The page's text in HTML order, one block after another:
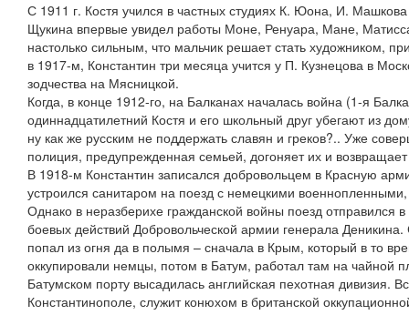
С 1911 г. Костя учился в частных студиях К. Юона, И.
Щукина впервые увидел работы Моне, Ренуара, Мане,
настолько сильным, что мальчик решает стать художником,
в 1917-м, Константин три месяца учится у П. Кузнецова в
зодчества на Мясницкой.
Когда, в конце 1912-го, на Балканах началась война (1-я
одиннадцатилетний Костя и его школьный друг убегают из
ну как же русским не поддержать славян и греков?.. Уже
полиция, предупрежденная семьей, догоняет их и
В 1918-м Константин записался добровольцем в Красную
устроился санитаром на поезд с немецкими
Однако в неразберихе гражданской войны поезд отправился
боевых действий Добровольческой армии генерала
попал из огня да в полымя – сначала в Крым, который в то
оккупировали немцы, потом в Батум, работал там на чайной
Батумском порту высадилась английская пехотная дивизия.
Константинополе, служит конюхом в британской